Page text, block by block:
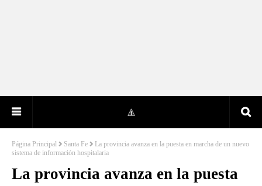
Página Principal Santa Fe
La provincia avanza en la puesta en marcha de un nuevo
sistema de información hospitalaria
La provincia avanza en la puesta